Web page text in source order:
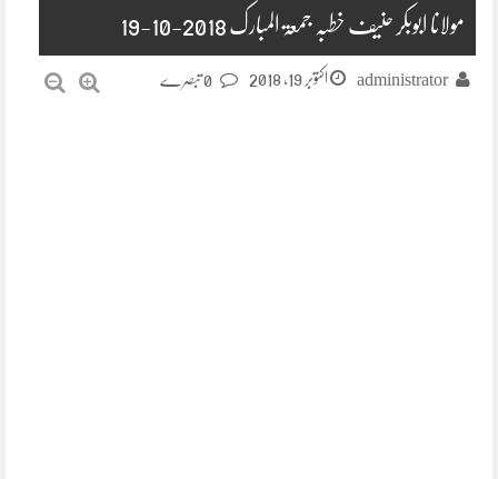
مولانا ابوبکر حنیف خطبہ جمعۃ المبارک 2018-10-19
administrator اکتوبر 19, 2018